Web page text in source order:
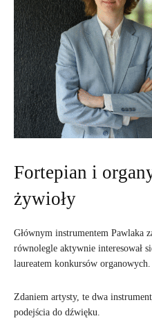
Fortepian i
żywioły
Głównym instrumentem Pawlaka
równolegle aktywnie interesował
laureatem konkursów organowych.
Zdaniem artysty, te dwa
podejścia do dźwięku.